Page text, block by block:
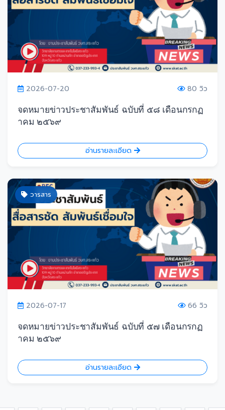
2026-07-20
80 วิว
จดหมายข่าวประชาสัมพันธ์ ฉบับที่ ๕๘ เดือนกรกฏ
าคม ๒๕๖๙
อ่านรายละเอียด
วารสาร
2026-07-17
66 วิว
จดหมายข่าวประชาสัมพันธ์ ฉบับที่ ๕๗ เดือนกรกฏ
าคม ๒๕๖๙
อ่านรายละเอียด